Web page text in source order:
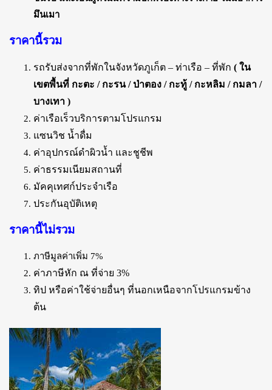
มึนเมา
ราคานี้รวม
รถรับส่งจากที่พักในจังหวัดภูเก็ต – ท่าเรือ – ที่พัก ( ใน
เขตพื้นที่ กะตะ / กะรน / ป่าตอง / กะทู้ / กะหลิม / กมลา /
บางเทา )
ค่าเรือเร็วบริการตามโปรแกรม
แซนวิช น้ำดื่ม
ค่าอุปกรณ์ดำผิวน้ำ และชูชีพ
ค่าธรรมเนียมสถานที่
มัคคุเทศก์ประจำเรือ
ประกันอุบัติเหตุ
ราคานี้ไม่รวม
ภาษีมูลค่าเพิ่ม 7%
ค่าภาษีหัก ณ ที่จ่าย 3%
ทิป หรือค่าใช้จ่ายอื่นๆ ที่นอกเหนือจากโปรแกรมข้าง
ต้น